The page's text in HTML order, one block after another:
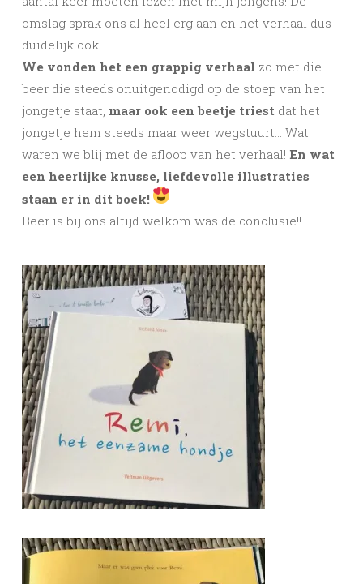
omslag sprak ons al heel erg aan en het verhaal dus
duidelijk ook.
We vonden het een grappig verhaal zo met die
beer die steeds onuitgenodigd op de stoep van het
jongetje staat, maar ook een beetje triest dat het
jongetje hem steeds maar weer wegstuurt… Wat
waren we blij met de afloop van het verhaal! En wat
een heerlijke knusse, liefdevolle illustraties
staan er in dit boek!
Beer is bij ons altijd welkom was de conclusie!!